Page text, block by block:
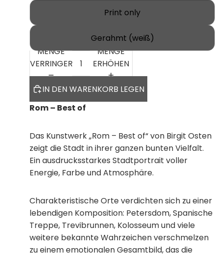
Print only
Gerahmt (weiß)
MENGE
VERRINGERN
MENGE
ERHÖHEN
IN DEN WARENKORB LEGEN
Rom – Best of
Das Kunstwerk „Rom – Best of“ von Birgit Osten
zeigt die Stadt in ihrer ganzen bunten Vielfalt.
Ein ausdrucksstarkes Stadtportrait voller
Energie, Farbe und Atmosphäre.
Charakteristische Orte verdichten sich zu einer
lebendigen Komposition: Petersdom, Spanische
Treppe, Trevibrunnen, Kolosseum und viele
weitere bekannte Wahrzeichen verschmelzen
zu einem emotionalen Gesamtbild, das die